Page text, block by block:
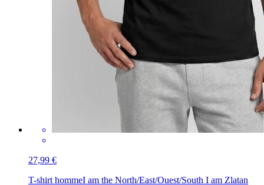
27,99 €
T-shirt hommeI am the North/East/Ouest/South I am Zlatan